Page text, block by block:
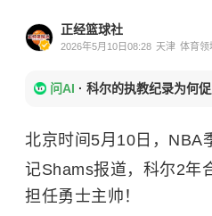
正经篮球社
2026年5月10日08:28 天津 体育领
问AI · 科尔的执教纪录为何促
北京时间5月10日，NBA
记Shams报道，科尔2年
担任勇士主帅！